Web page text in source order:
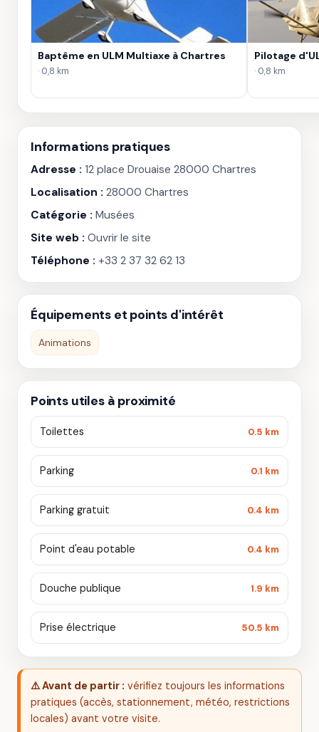
Baptême en ULM Multiaxe à Chartres
· 0,8 km
Pilotage
· 0,8 km
Informations pratiques
Adresse : 12 place Drouaise 28000 Chartres
Localisation : 28000 Chartres
Catégorie : Musées
Site web : Ouvrir le site
Téléphone : +33 2 37 32 62 13
Équipements et points d'intérêt
Animations
Points utiles à proximité
Toilettes 0.5 km
Parking 0.1 km
Parking gratuit 0.4 km
Point d'eau potable 0.4 km
Douche publique 1.9 km
Prise électrique 50.5 km
⚠️ Avant de partir : vérifiez toujours les informations
pratiques (accès, stationnement, météo, restrictions
locales) avant votre visite.